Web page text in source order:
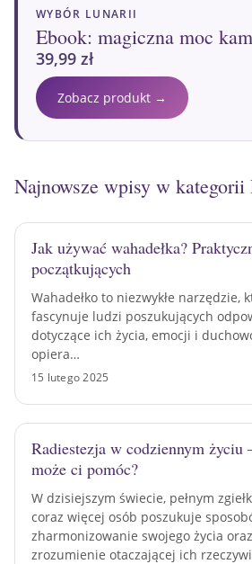
WYBÓR LUNARII
Ebook: magiczna moc
39,99 zł
Zobacz produkt →
Najnowsze wpisy w kategorii
Jak używać wahadełka?
początkujących
Wahadełko to niezwykłe narzędzie,
fascynuje ludzi poszukujących
dotyczące ich życia, emocji i
opiera…
15 lutego 2025
Radiestezja w codziennym życiu
może ci pomóc?
W dzisiejszym świecie, pełnym
coraz więcej osób poszukuje
zharmonizowanie swojego życia
zrozumienie otaczającej ich